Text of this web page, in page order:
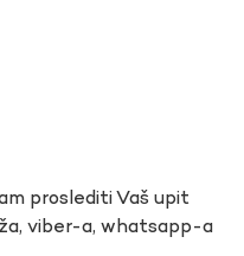
proslediti Vaš upit
viber-a, whatsapp-a